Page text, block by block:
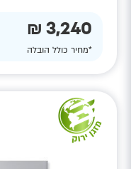
3,240 ₪
*מחיר כולל הובלה